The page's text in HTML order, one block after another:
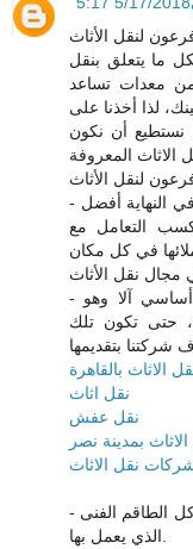
لنقل الأثاث
ما يتعلق بنقل
معدات تساعد
لذا أخذنا على
نستطيع أن نكون
لنقل الأثاث
- نحن شركة عاملة بقصارى جهدها لكي تقدم لك في النهاية أفضل
التعامل مع
مجال نقل الأثاث
- نسعى نحن شركة فرعون لنقل الأثاث لهدف أساسي آلا وهو
حتى تكون تلك
الاثاث بالقاهرة
نقل اثاث
نقل عفش
بمدينة نصر
نقل الاثاث
- وهدفنا أيضًا يشمل تطوير كافة المعدات وتدريب كل الطاقم الفنى